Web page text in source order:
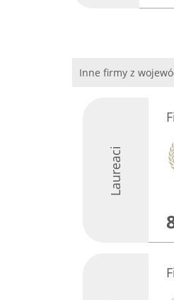
Inne firmy z
Laureaci